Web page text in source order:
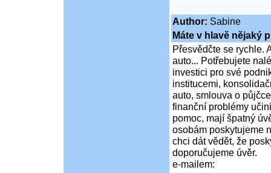
Author: Sabine
Máte v hlavě nějaký
Přesvědčte se rychle.
auto... Potřebujete
investici pro své
institucemi,
auto, smlouva o
finanční problémy
pomoc, mají špatný
osobám poskytujeme
chci dát vědět, že
doporučujeme úvěr.
e-mailem: